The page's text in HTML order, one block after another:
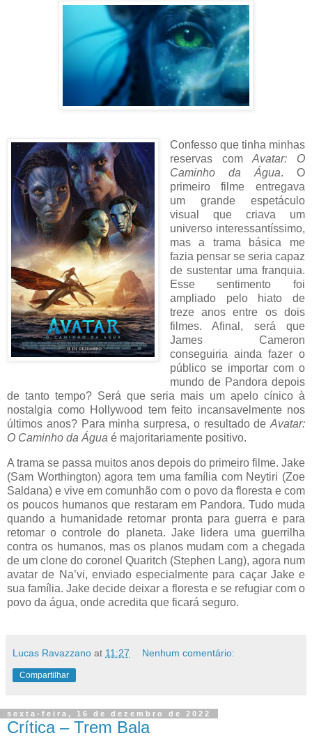
Confesso que tinha minhas
reservas comAvatar: O
Caminho da Água. O
primeiro filme entregava
um grande espetáculo
visual que criava um
universo interessantíssimo,
mas a trama básica me
fazia pensar se seria capaz
de sustentar uma franquia.
Esse sentimento foi
ampliado pelo hiato de
treze anos entre os dois
filmes. Afinal, será que
James Cameron
conseguiria ainda fazer o
público se importar com o
mundo de Pandora depois
de tanto tempo? Será que seria mais um apelo cínico à
nostalgia como Hollywood tem feito incansavelmente nos
últimos anos? Para minha surpresa, o resultado deAvatar:
O Caminho da Água é majoritariamente positivo.
A trama se passa muitos anos depois do primeiro filme. Jake
(Sam Worthington) agora tem uma família com Neytiri (Zoe
Saldana) e vive em comunhão com o povo da floresta e com
os poucos humanos que restaram em Pandora. Tudo muda
quando a humanidade retornar pronta para guerra e para
retomar o controle do planeta. Jake lidera uma guerrilha
contra os humanos, mas os planos mudam com a chegada
de um clone do coronel Quaritch (Stephen Lang), agora num
avatar de Na’vi, enviado especialmente para caçar Jake e
sua família. Jake decide deixar a floresta e se refugiar com o
povo da água, onde acredita que ficará seguro.
Lucas Ravazzano at 11:27 Nenhum comentário:
Compartilhar
sexta-feira, 16 de dezembro de 2022
Crítica – Trem Bala